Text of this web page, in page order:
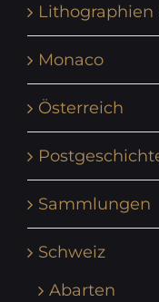
Lithographien
Monaco
Österreich
Sammlungen
Schweiz
Abarten